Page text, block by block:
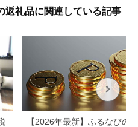
返礼品に関連している記事
【2026年最新】ふるなびの